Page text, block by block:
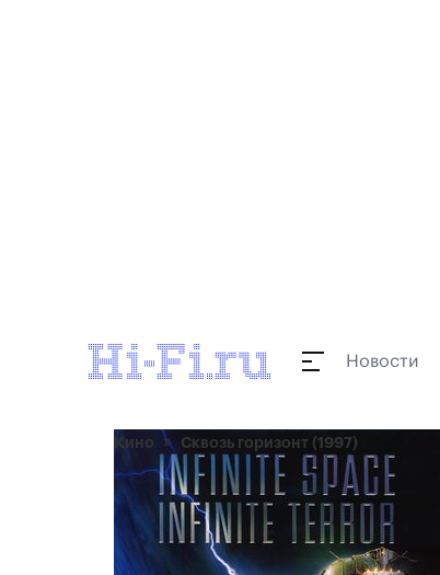
Новости
Кино Сквозь горизонт (1997)